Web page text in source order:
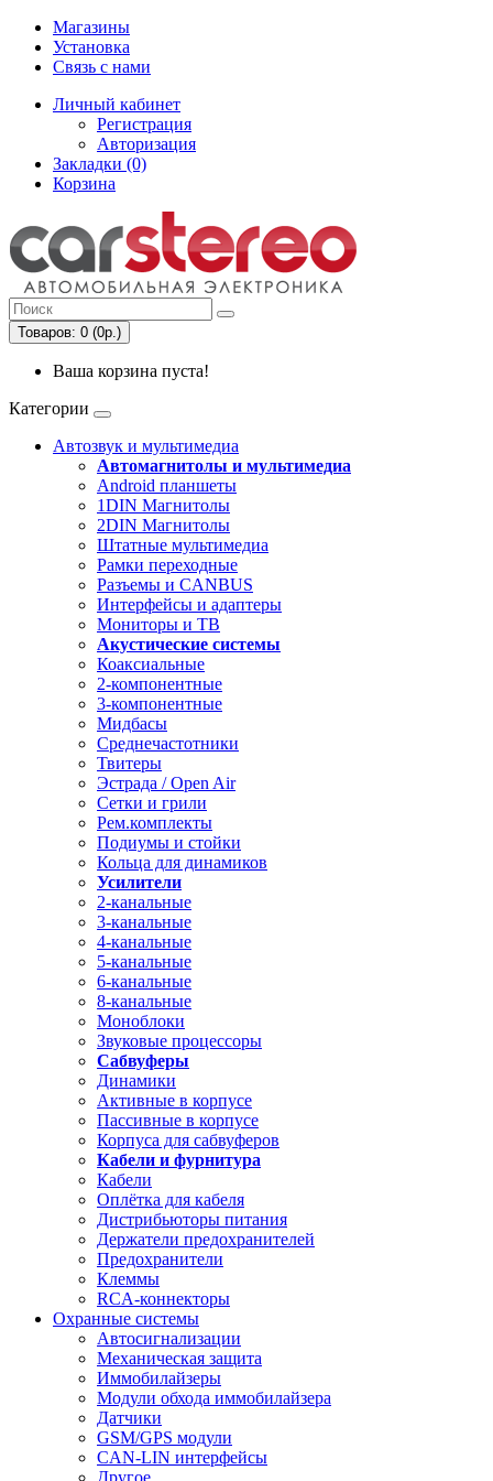
Магазины
Установка
Связь с нами
Личный кабинет
Регистрация
Авторизация
Закладки (0)
Корзина
Товаров: 0 (0р.)
Ваша корзина пуста!
Категории
Автозвук и мультимедиа
Автомагнитолы и мультимедиа
Android планшеты
1DIN Магнитолы
2DIN Магнитолы
Штатные мультимедиа
Рамки переходные
Разъемы и CANBUS
Интерфейсы и адаптеры
Мониторы и ТВ
Акустические системы
Коаксиальные
2-компонентные
3-компонентные
Мидбасы
Среднечастотники
Твитеры
Эстрада / Open Air
Сетки и грили
Рем.комплекты
Подиумы и стойки
Кольца для динамиков
Усилители
2-канальные
3-канальные
4-канальные
5-канальные
6-канальные
8-канальные
Моноблоки
Звуковые процессоры
Сабвуферы
Динамики
Активные в корпусе
Пассивные в корпусе
Корпуса для сабвуферов
Кабели и фурнитура
Кабели
Оплётка для кабеля
Дистрибьюторы питания
Держатели предохранителей
Предохранители
Клеммы
RCA-коннекторы
Охранные системы
Автосигнализации
Механическая защита
Иммобилайзеры
Модули обхода иммобилайзера
Датчики
GSM/GPS модули
CAN-LIN интерфейсы
Другое